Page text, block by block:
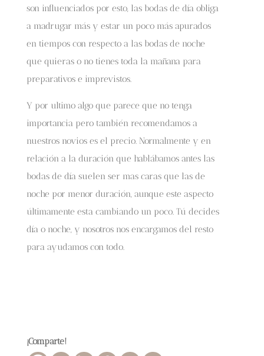
son influenciados por esto, las bodas de día obliga
a madrugar más y estar un poco más apurados
en tiempos con respecto a las bodas de noche
que quieras o no tienes toda la mañana para
preparativos e imprevistos.
Y por ultimo algo que parece que no tenga
importancia pero también recomendamos a
nuestros novios es el precio. Normalmente y en
relación a la duración que hablábamos antes las
bodas de día suelen ser mas caras que las de
noche por menor duración, aunque este aspecto
últimamente esta cambiando un poco. Tú decides
día o noche, y nosotros nos encargamos del resto
para ayudamos con todo.
¡Comparte!